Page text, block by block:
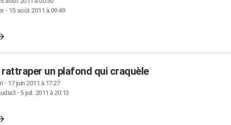
- 15 août 2011 à 09:49
un plafond qui craquèle
- 17 juin 2011 à 17:27
- 5 juil. 2011 à 20:13